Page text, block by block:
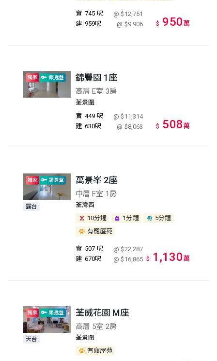
實 745 呎
@ $12,751
建 959呎 @ $9,906 $ 950萬
獨家 鎖匙盤 錦豐園 1座
高層 E室 3房
荃景圍
實 449 呎
@ $11,314
建 630呎 @ $8,063 $ 508萬
獨家 鎖匙盤
露台
萬景峯 2座
中層 E室 1房
荃灣西
10分鐘
1分鐘
5分鐘
有寵屋苑
實 507 呎
@ $22,287
建 670呎 @ $16,865 $ 1,130萬
獨家 鎖匙盤
天台
荃威花園 M座
高層 5室 2房
荃景圍
有寵屋苑